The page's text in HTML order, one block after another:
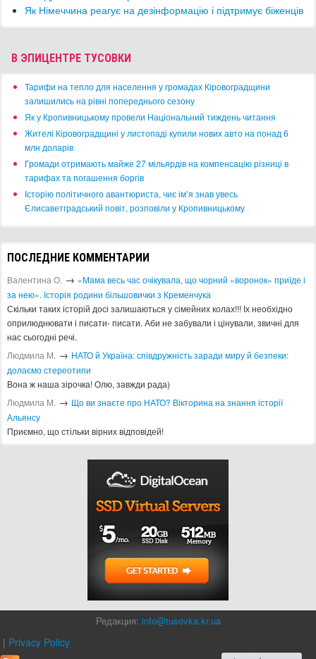
Як Німеччина реагує на дезінформацію і підтримує біженців
В ЭПИЦЕНТРЕ ТУСОВКИ
​Тарифи на тепло для населення у громадах Кіровоградщини
залишились на рівні попереднього сезону
​Як у Кропивницькому провели Національний тиждень читання
​Жителі Кіровоградщині у листопаді купили нових авто на понад 6
млн доларів
​Громади отримають майже 27 мільярдів на компенсацію різниці в
тарифах та погашення боргів
Історію політичного авантюриста, чиє ім’я знав увесь
Єлисаветградський повіт, розповіли у Кропивницькому
ПОСЛЕДНИЕ КОММЕНТАРИИ
Валентина О. → «Мама весь час очікувала, що чорний «воронок» приїде і
за нею». Історія родини більшовички з Кременчука
Скільки таких історій досі залишаються у сімейних колах!!! Іх необхідно
оприлюднювати і писати- писати. Аби не забували і цінували, звичні для
нас сьогодні речі.
Людмила М. → ​НАТО й Україна: співдружність заради миру й безпеки:
долаємо стереотипи
Вона ж наша зірочка! Олю, завжди рада)
Людмила М. → Що ви знаєте про НАТО? Вікторина на знання історії
Альянсу ​
Приємно, що стільки вірних відповідей!
Редакция: info@tusovka.kr.ua
| Privacy Policy